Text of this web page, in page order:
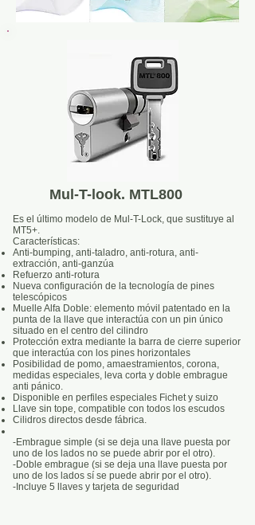
Mul-T-look. MTL800
Es el último modelo de Mul-T-Lock, que sustituye al
MT5+.
Características:
Anti-bumping, anti-taladro, anti-rotura, anti-
extracción, anti-ganzúa
Refuerzo anti-rotura
Nueva configuración de la tecnología de pines
telescópicos
Muelle Alfa Doble: elemento móvil patentado en la
punta de la llave que interactúa con un pin único
situado en el centro del cilindro
Protección extra mediante la barra de cierre superior
que interactúa con los pines horizontales
Posibilidad de pomo, amaestramientos, corona,
medidas especiales, leva corta y doble embrague
anti pánico.
Disponible en perfiles especiales Fichet y suizo
Llave sin tope, compatible con todos los escudos
Cilidros directos desde fábrica.
-Embrague simple (si se deja una llave puesta por
uno de los lados no se puede abrir por el otro).
-Doble embrague (si se deja una llave puesta por
uno de los lados sí se puede abrir por el otro).
-Incluye 5 llaves y tarjeta de seguridad